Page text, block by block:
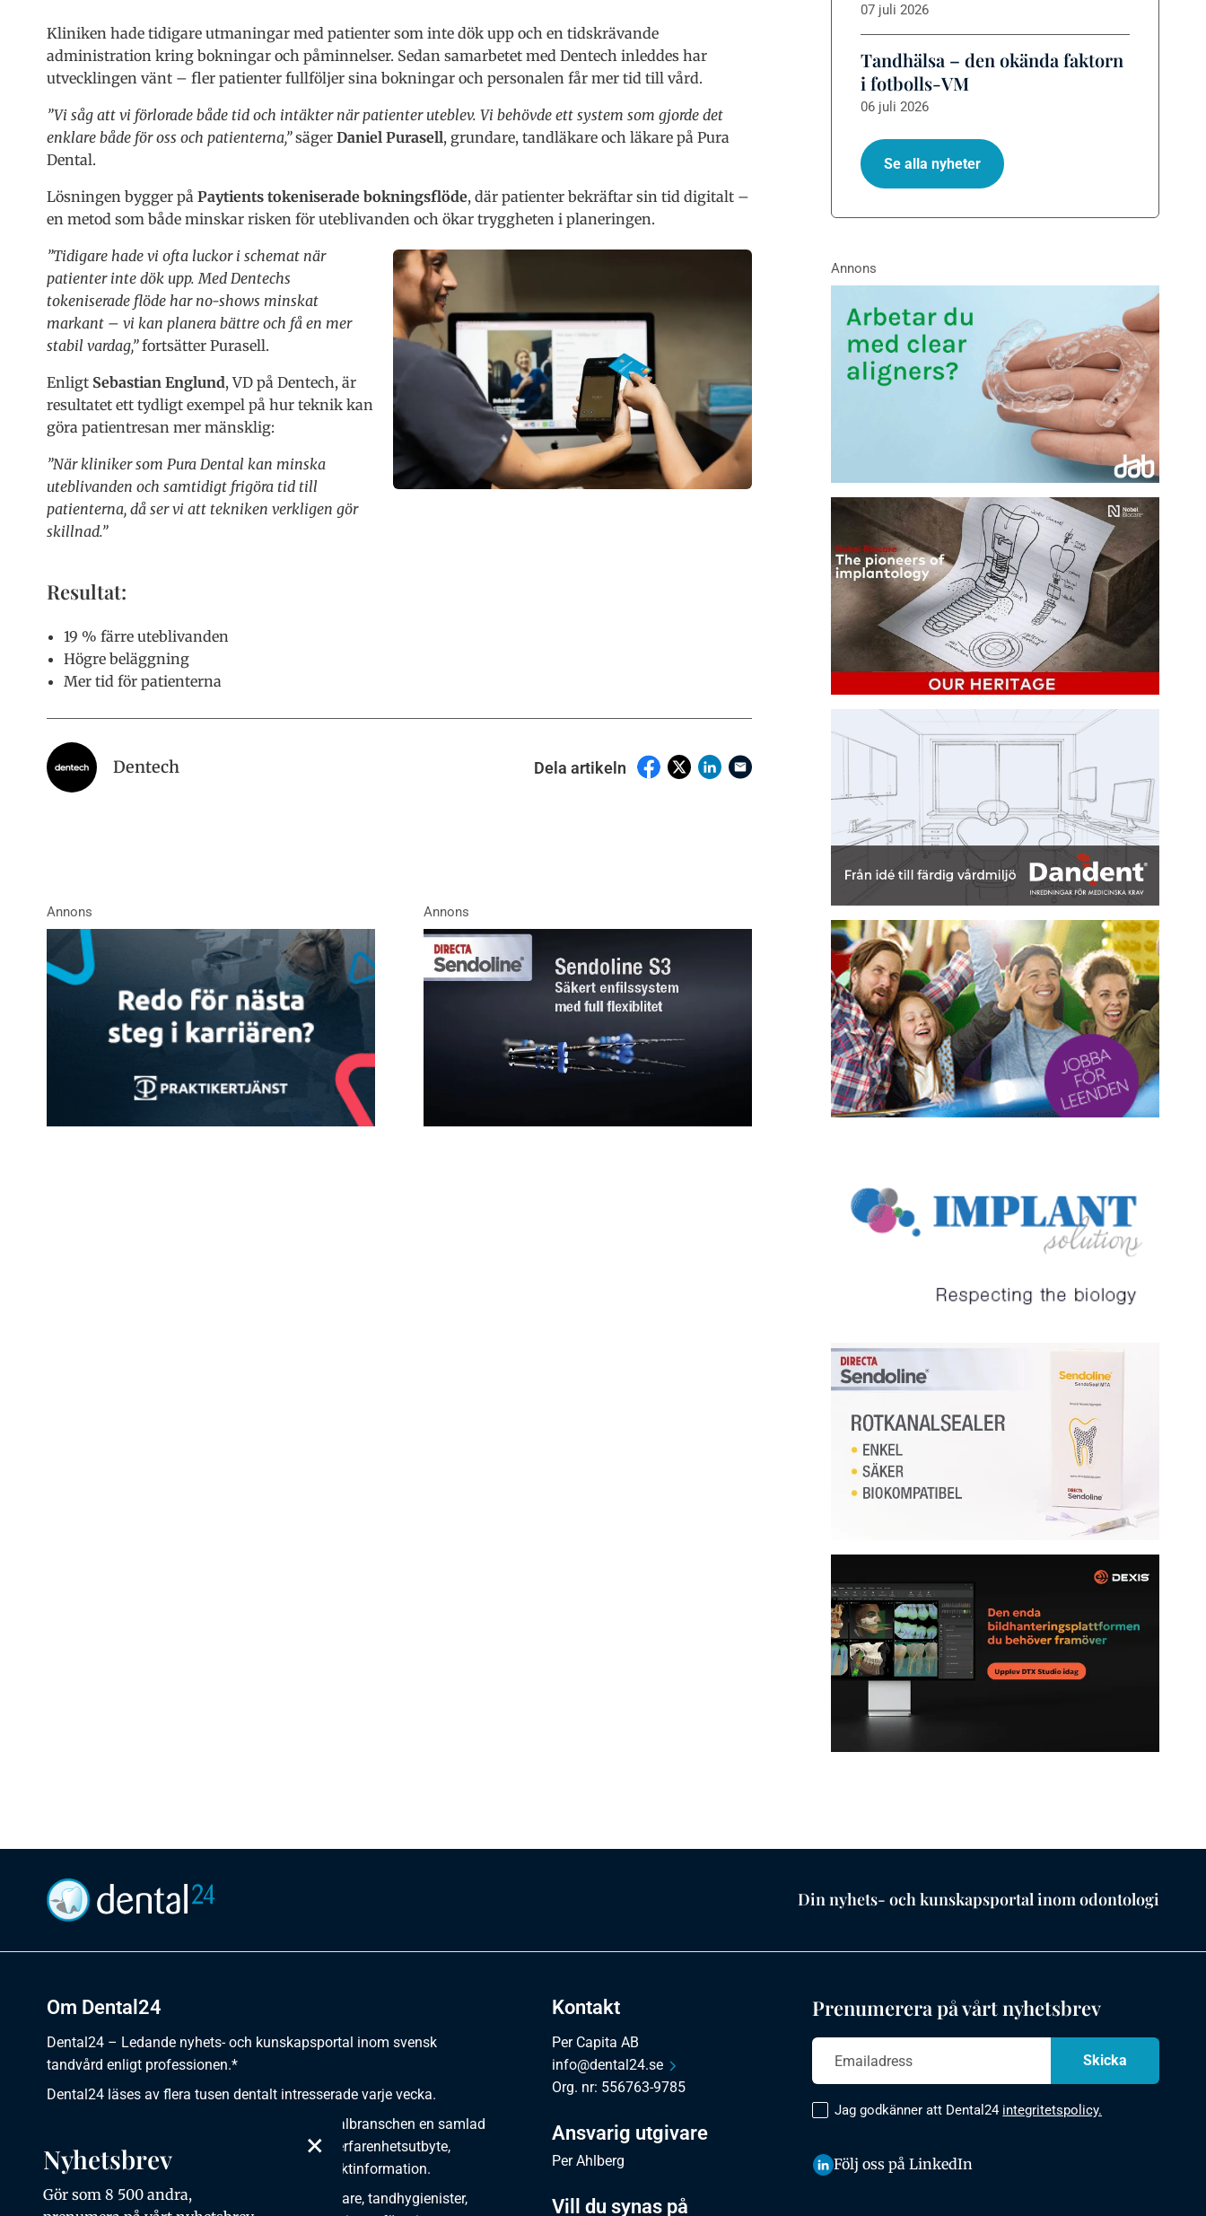
Kliniken hade tidigare utmaningar med patienter som inte dök upp och en tidskrävande
administration kring bokningar och påminnelser. Sedan samarbetet med Dentech inleddes har
utvecklingen vänt – fler patienter fullföljer sina bokningar och personalen får mer tid till vård.
”Vi såg att vi förlorade både tid och intäkter när patienter uteblev. Vi behövde ett system som gjorde det
enklare både för oss och patienterna,”säger Daniel Purasell, grundare, tandläkare och läkare på Pura
Dental.
Lösningen bygger på Paytients tokeniserade bokningsflöde, där patienter bekräftar sin tid digitalt –
en metod som både minskar risken för uteblivanden och ökar tryggheten i planeringen.
”Tidigare hade vi ofta luckor i schemat när
patienter inte dök upp. Med Dentechs
tokeniserade flöde har no-shows minskat
markant – vi kan planera bättre och få en mer
stabil vardag,”fortsätter Purasell.
Enligt Sebastian Englund, VD på Dentech, är
resultatet ett tydligt exempel på hur teknik kan
göra patientresan mer mänsklig:
”När kliniker som Pura Dental kan minska
uteblivanden och samtidigt frigöra tid till
patienterna, då ser vi att tekniken verkligen gör
skillnad.”
Resultat:
19 % färre uteblivanden
Högre beläggning
Mer tid för patienterna
Dentech Dela artikeln
07 juli 2026
Tandhälsa – den okända faktorn
i fotbolls-VM
06 juli 2026
Se alla nyheter
Din nyhets- och kunskapsportal inom odontologi
Om Dental24
Dental24 – Ledande nyhets- och kunskapsportal inom svensk
tandvård enligt professionen.*
Dental24 läses av flera tusen dentalt intresserade varje vecka.
Dental24 erbjuder yrkesverksamma inom dentalbranschen en samlad
plats för nyheter, kunskap, aktuella händelser, erfarenhetsutbyte,
utbildningar, artiklar, dokumentation och produktinformation.
Dental24 produceras i samverkan med tandläkare, tandhygienister,
Kontakt
Per Capita AB
info@dental24.se
Org. nr: 556763-9785
Ansvarig utgivare
Per Ahlberg
Vill du synas på
Prenumerera på vårt nyhetsbrev
Jag godkänner att Dental24 integritetspolicy.
Följ oss på LinkedIn
×
Nyhetsbrev
Gör som 8 500 andra,